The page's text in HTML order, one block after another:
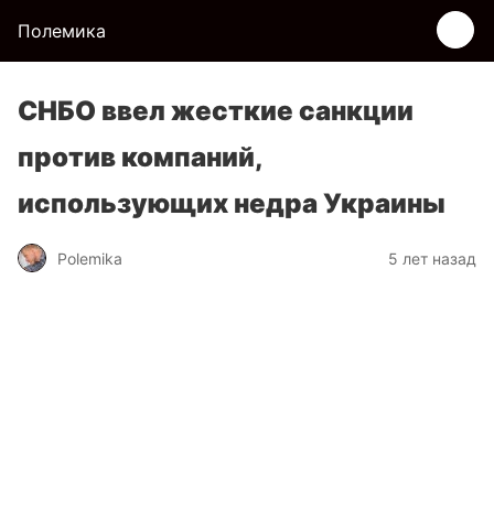
Полемика
СНБО ввел жесткие санкции
против компаний,
использующих недра Украины
Polemika 5 лет назад